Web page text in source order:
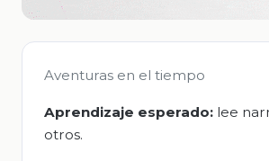
Aventuras en el tiempo
Aprendizaje esperado: lee
otros.